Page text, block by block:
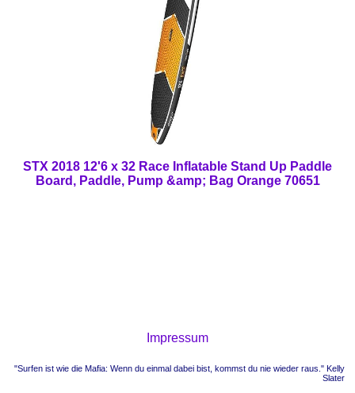
STX 2018 12'6 x 32 Race Inflatable Stand Up Paddle
Board, Paddle, Pump &amp; Bag Orange 70651
Impressum
"Surfen ist wie die Mafia: Wenn du einmal dabei bist, kommst du nie wieder raus." Kelly
Slater